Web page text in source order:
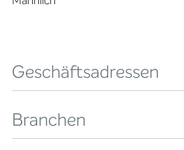
Geschäftsadressen
Branchen